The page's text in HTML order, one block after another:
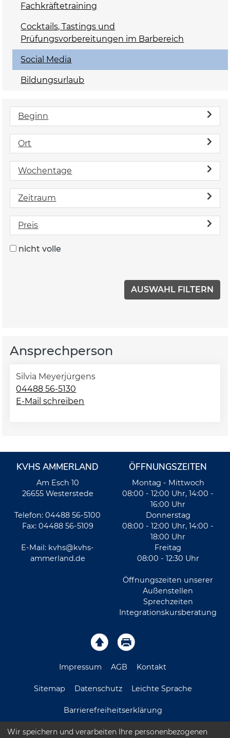
Fachkräftetraining
Cocktails, Tastings und
Prüfungsvorbereitungen im Barbereich
Social Media
Bildungsurlaub
Beginn
Ort
Wochentage
Zeitraum
Preis
nicht volle
Ansprechperson
Silvia Meyerjürgens
04488 56-5130
E-Mail schreiben
KVHS AMMERLAND
Am Esch 10
26655 Westerstede
Telefon: 04488 56-5100
Fax: 04488 56-5109
E-Mail: kvhs@kvhs-
ammerland.de
ÖFFNUNGSZEITEN
Montag - Mittwoch
08:00 - 12:00 Uhr, 14:00 -
16:00 Uhr
Donnerstag
08:00 - 12:00 Uhr, 14:00 -
18:00 Uhr
Freitag
08:00 - 12:30 Uhr
Öffnungszeiten unserer
Außenstellen
Sprechzeiten
Integrationskursberatung
Impressum AGB Kontakt
Sitemap Datenschutz Leichte Sprache
Barrierefreiheitserklärung
Wir speichern und verarbeiten Ihre personenbezogenen